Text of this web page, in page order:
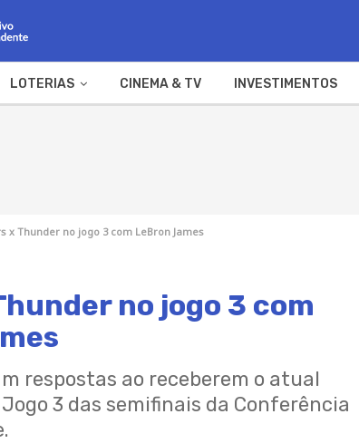
LOTERIAS CINEMA & TV INVESTIMENTOS
x Thunder no jogo 3 com LeBron James
no jogo 3 com
respostas ao receberem o atual
3 das semifinais da Conferência